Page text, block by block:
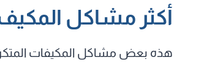
أكثر مشاكل المكيف
هذه بعض مشاكل المكيفات